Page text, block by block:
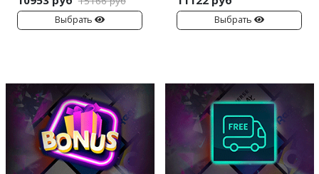
Выбрать Выбрать